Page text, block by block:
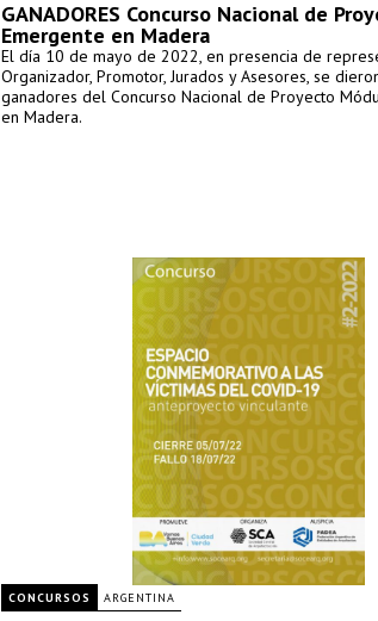
GANADORES Concurso Nacional de
Emergente en Madera
El día 10 de mayo de 2022, en presencia de
Organizador, Promotor, Jurados y Asesores, se
ganadores del Concurso Nacional de Proyecto
en Madera.
CONCURSOS ARGENTINA